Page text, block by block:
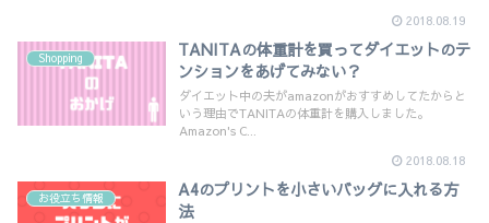
2018.08.19
Shopping
TANITAの体重計を買ってダイエットのテ
ンションをあげてみない？
ダイエット中の夫がamazonがおすすめしてたからと
いう理由でTANITAの体重計を購入しました。
Amazon's C...
2018.08.18
お役立ち情報
A4のプリントを小さいバッグに入れる方
法